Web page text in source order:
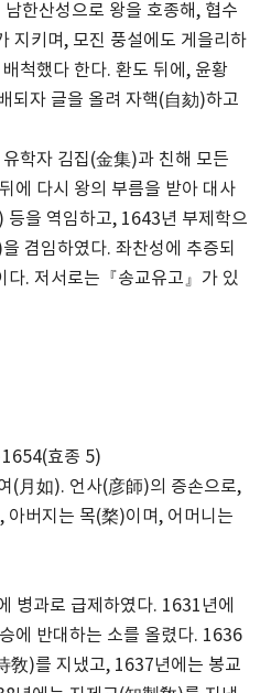
한산성으로 왕을 호종해, 협수
지키며, 모진 풍설에도 게을리하
척했다 한다. 환도 뒤에, 윤황
되자 글을 올려 자핵(自劾)하고
학자 김집(金集)과 친해 모든
에 다시 왕의 부름을 받아 대사
을 역임하고, 1643년 부제학으
겸임하였다. 좌찬성에 추증되
다. 저서로는『송교유고』가 있
효종 5)
(月如). 언사(彦師)의 증손으로,
아버지는 목(楘)이며, 어머니는
병과로 급제하였다. 1631년에
에 반대하는 소를 올렸다. 1636
敎)를 지냈고, 1637년에는 봉교